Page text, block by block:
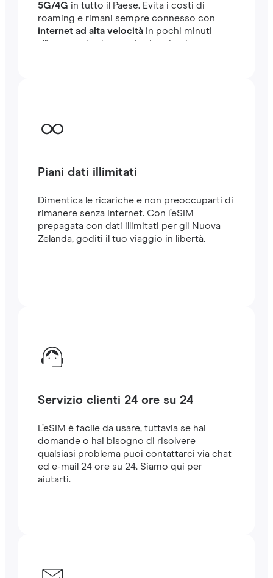
5G/4G in tutto il Paese. Evita i costi di
roaming e rimani sempre connesso con
internet ad alta velocitàin pochi minuti
all'estero, sia che tu stia viaggiando o
Piani dati illimitati
Dimentica le ricariche e non preoccuparti di
rimanere senza Internet. Con l’eSIM
prepagata con dati illimitati per gli Nuova
Zelanda, goditi il tuo viaggio in libertà.
Servizio clienti 24 ore su 24
L’eSIM è facile da usare, tuttavia se hai
domande o hai bisogno di risolvere
qualsiasi problema puoi contattarci via chat
ed e-mail 24 ore su 24. Siamo qui per
aiutarti.